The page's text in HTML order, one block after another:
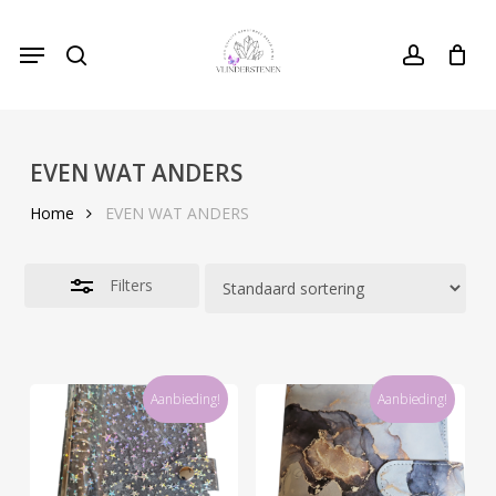
main
account
Menu Close
Cart
EVEN WAT ANDERS
Home EVEN WAT ANDERS
Filters
Close
Aanbieding! Aanbieding!